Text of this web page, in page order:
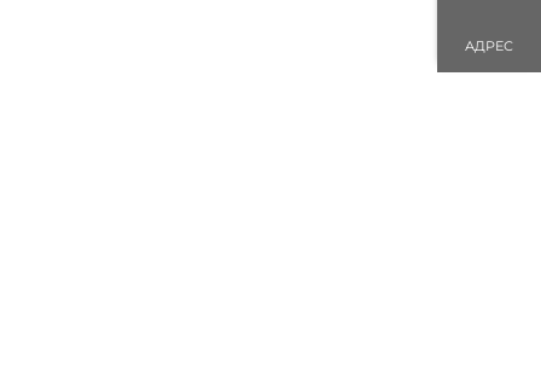
АДРЕС